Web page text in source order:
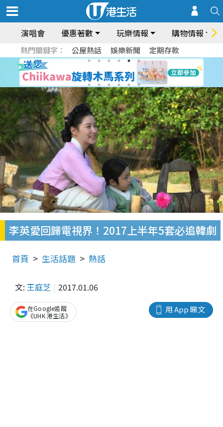
演唱會 優惠著數 玩樂情報 購物情報
熱門關鍵字： 公屋熱話 娛樂新聞 定期存款
李英愛回歸電視界！2017上半年5套必追韓劇
首頁 生活話題 熱話
文: 王庭芝 2017.01.06
用 App 睇文
在Google追蹤
《UHK 港生活》